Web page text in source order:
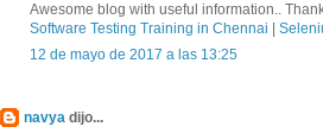
Awesome blog with useful information..
Software Testing Training in Chennai
12 de mayo de 2017 a las 13:25
navya dijo...